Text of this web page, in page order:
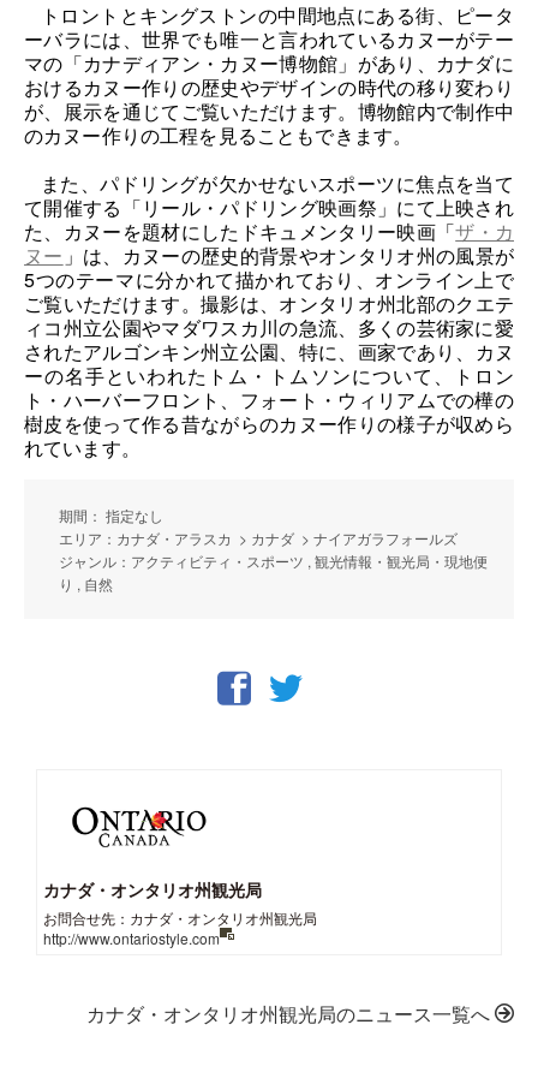
トロントとキングストンの中間地点にある街、ピータ
ーバラには、世界でも唯一と言われているカヌーがテー
マの「カナディアン・カヌー博物館」があり、カナダに
おけるカヌー作りの歴史やデザインの時代の移り変わり
が、展示を通じてご覧いただけます。博物館内で制作中
のカヌー作りの工程を見ることもできます。
また、パドリングが欠かせないスポーツに焦点を当て
て開催する「リール・パドリング映画祭」にて上映され
た、カヌーを題材にしたドキュメンタリー映画「ザ・カ
ヌー 」は、カヌーの歴史的背景やオンタリオ州の風景が
5つのテーマに分かれて描かれており、オンライン上で
ご覧いただけます。撮影は、オンタリオ州北部のクエテ
ィコ州立公園やマダワスカ川の急流、多くの芸術家に愛
されたアルゴンキン州立公園、特に、画家であり、カヌ
ーの名手といわれたトム・トムソンについて、トロン
ト・ハーバーフロント、フォート・ウィリアムでの樺の
樹皮を使って作る昔ながらのカヌー作りの様子が収めら
れています。
期間： 指定なし
エリア：カナダ・アラスカ > カナダ > ナイアガラフォールズ
ジャンル：アクティビティ・スポーツ , 観光情報・観光局・現地便
り , 自然
カナダ・オンタリオ州観光局
お問合せ先：カナダ・オンタリオ州観光局
http://www.ontariostyle.com
カナダ・オンタリオ州観光局のニュース一覧へ